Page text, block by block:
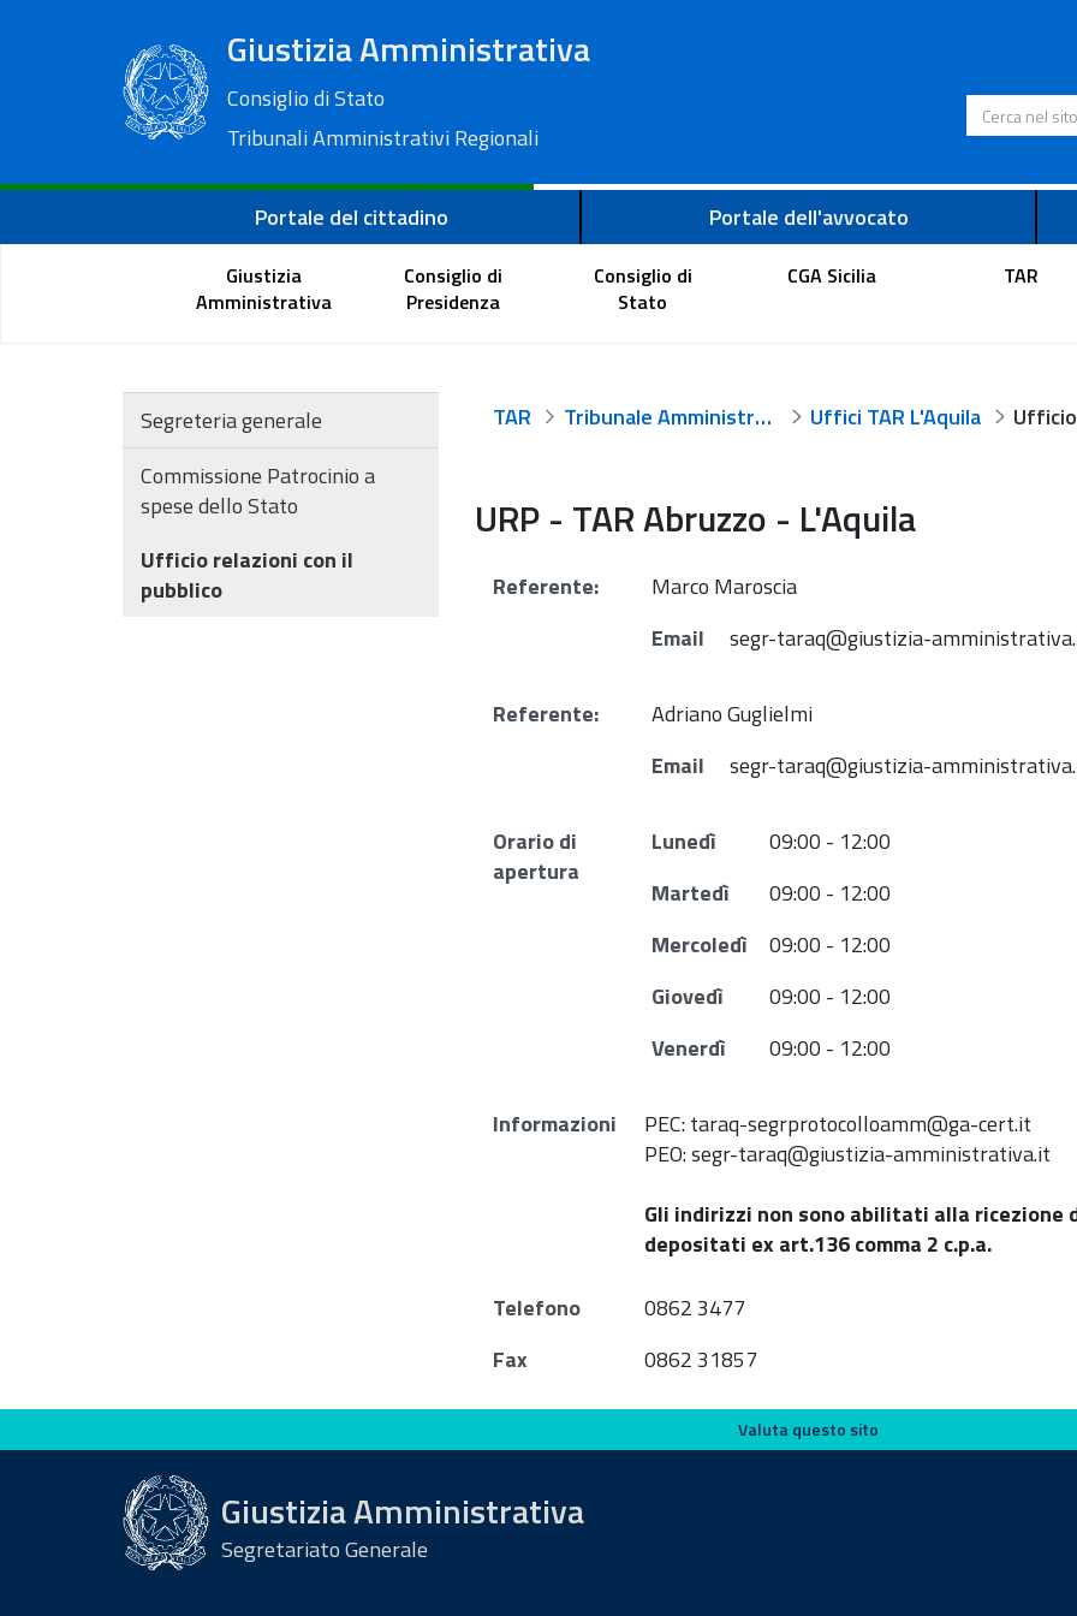
Giustizia Amministrativa
Consiglio di Stato
Tribunali Amministrativi Regionali
Cerca nel
Portale del cittadino Portale dell'avvocato
Giustizia
Amministrativa
Consiglio di
Presidenza
Consiglio di
Stato
CGA Sicilia TAR
Segreteria generale
Commissione Patrocinio a
spese dello Stato
Ufficio relazioni con il
pubblico
TAR Tribunale Amministrativo Regionale per l'Abruzzo - L'Aquila Uffici TAR L'Aquila
URP - TAR Abruzzo - L'Aquila
Referente:
Marco Maroscia
Email
segr-taraq@giustizia-
Referente:
Adriano Guglielmi
Email
segr-taraq@giustizia-
Orario di
apertura
Lunedì
09:00 - 12:00
Martedì
09:00 - 12:00
Mercoledì
09:00 - 12:00
Giovedì
09:00 - 12:00
Venerdì
09:00 - 12:00
Informazioni
PEC: taraq-segrprotocolloamm@ga-cert.it
PEO: segr-taraq@giustizia-amministrativa.it
Gli indirizzi non sono abilitati alla
depositati ex art.136 comma 2 c.p.a.
Telefono
0862 3477
Fax
0862 31857
Valuta questo sito Valuta questo sito
Giustizia Amministrativa
Segretariato Generale